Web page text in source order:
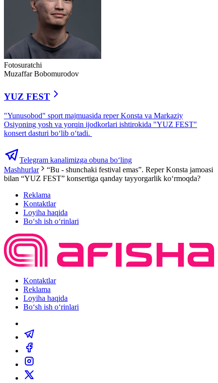
Fotosuratchi
Muzaffar Bobomurodov
YUZ FEST
"Yunusobod" sport majmuasida reper Konsta va Markaziy
Osiyoning yosh va yorqin ijodkorlari ishtirokida "YUZ FEST"
konsert dasturi boʻlib oʻtadi.
Telegram kanalimizga obuna bo‘ling
Mashhurlar
“Bu - shunchaki festival emas”. Reper Konsta jamoasi
bilan “YUZ FEST” konsertiga qanday tayyorgarlik ko‘rmoqda?
Reklama
Kontaktlar
Loyiha haqida
Bo‘sh ish o‘rinlari
Kontaktlar
Reklama
Loyiha haqida
Bo‘sh ish o‘rinlari